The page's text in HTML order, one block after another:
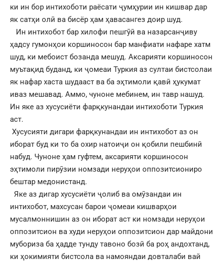
ки ин бор интихоботи раёсати ҷумҳурии ин кишвар дар
як сатҳи олӣ ва бисёр ҳам ҳавасангез доир шуд.
Ин интихобот бар хилофи пешгӯӣ ва назарсанҷиву
ҳадсу гумонҳои коршиносон бар манфиати нафаре хатм
шуд, ки мебоист бозанда мешуд. Аксарияти коршиносон
муътақид буданд, ки ҷомеаи Туркия аз султаи бистсолаи
як нафар хаста шудааст ва ба эҳтимоли қавӣ ҳукумат
иваз мешавад. Аммо, чуноне мебинем, ин тавр нашуд.
Ин яке аз хусусиёти фарқкунандаи интихоботи Туркия
аст.
Хусусияти дигари фарқкунандаи ин интихобот аз он
иборат буд ки то ба охир натоиҷи он қобили пешбинӣ
набуд. Чуноне ҳам гуфтем, аксарияти коршиносон
эҳтимоли пирӯзии номзади неруҳои оппозитсиониро
бештар медонистанд.
Яке аз дигар хусусиёти ҷолиб ва омӯзандаи ин
интихобот, махсусан барои ҷомеаи кишварҳои
мусалмоннишин аз он иборат аст ки номзади неруҳои
оппозитсион ва худи неруҳои оппозитсион дар майдони
мубориза ба ҳадде тунду тавоно бозӣ ба роҳ андохтанд,
ки ҳокимияти бистсола ва намояндаи довталаби вай